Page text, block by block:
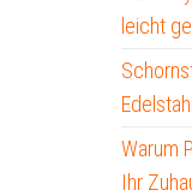
leicht
Warum
Ihr